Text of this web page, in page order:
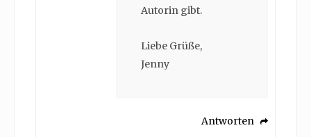
Autorin gibt.
Liebe Grüße,
Jenny
Antworten